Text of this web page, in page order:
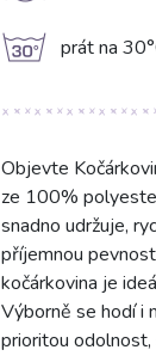
g prát na
Objevte
ze 100%
snadno udržuje,
příjemnou
kočárkovina je
Výborně se hodí i
prioritou odolnost,